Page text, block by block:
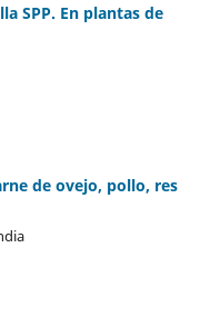
SPP. En plantas de
de ovejo, pollo, res